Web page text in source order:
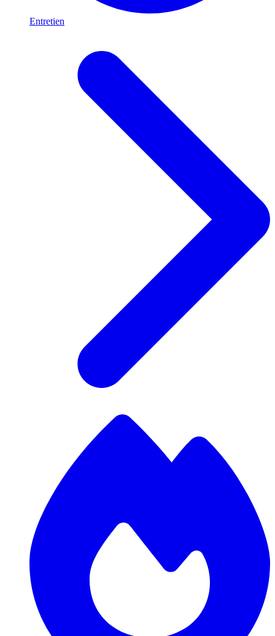
Entretien